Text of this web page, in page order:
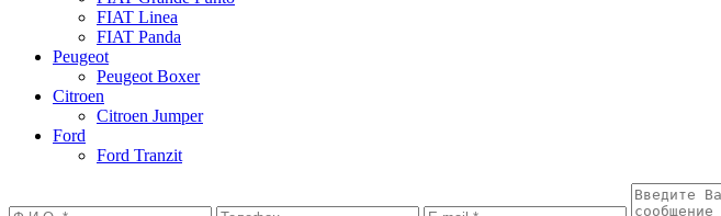
FIAT Linea
FIAT Panda
Peugeot
Peugeot Boxer
Citroen
Citroen Jumper
Ford
Ford Tranzit